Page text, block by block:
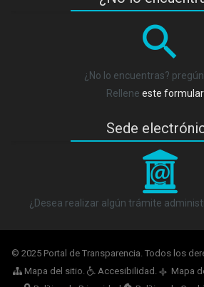
¿No lo encuentras?
Rellene este
Sede
_
¿Desea realizar algún trámite
© 2025 Portal de Transparencia. Todos los
Mapa del sitio. Accesibilidad . q
Mapa